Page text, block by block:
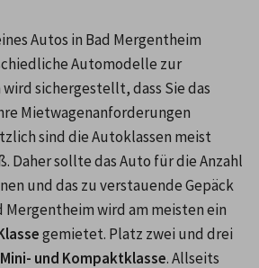
Autos in Bad Mergentheim
Automodelle zur
sichergestellt, dass Sie das
Mietwagenanforderungen
sind die Autoklassen meist
Daher sollte das Auto für die Anzahl
und das zu verstauende Gepäck
Mergentheim wird am meisten ein
gemietet. Platz zwei und drei
Mini- und Kompaktklasse. Allseits